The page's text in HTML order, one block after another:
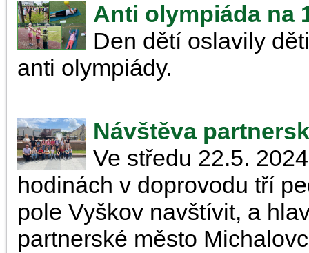
Anti olympiáda na
Den dětí oslavily
anti olympiády.
Návštěva
Ve středu 22.5.
hodinách v doprovodu tří
pole Vyškov navštívit, a
partnerské město